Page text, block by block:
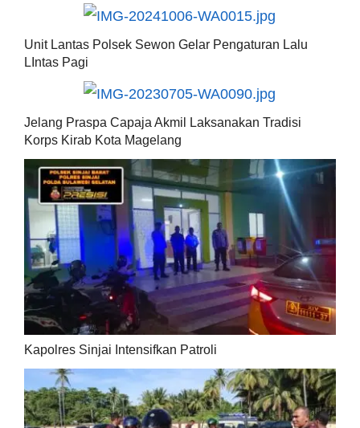
Unit Lantas Polsek Sewon Gelar Pengaturan Lalu
LIntas Pagi
Jelang Praspa Capaja Akmil Laksanakan Tradisi
Korps Kirab Kota Magelang
Kapolres Sinjai Intensifkan Patroli